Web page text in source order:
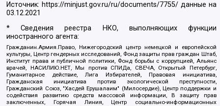
Источник: https://minjust.gov.ru/ru/documents/7755/ данные на
03.12.2021
* Сведения реестра НКО, выполняющих функции
иностранного агента:
Гражданин.Армия.Право, Нижегородский центр немецкой и европейской
культуры, Центр гендерных исследований, Фонд защиты прав граждан Штаб,
Институт права и публичной политики, Фонд борьбы с коррупцией, Альянс
врачей, НАСИЛИЮ.НЕТ, Мы против СПИДа, СВЕЧА, Открытый Петербург,
Гуманитарное действие, Лига Избирателей, Правовая инициатива,
Гражданская инициатива против экологической преступности,
Гражданский Союз, "Хасдей Ерушалаим" (Милосердие), Центр поддержки и
содействия развитию средств массовой информации, В защиту прав
заключенных, Горячая Линия, Центр социально-информационных